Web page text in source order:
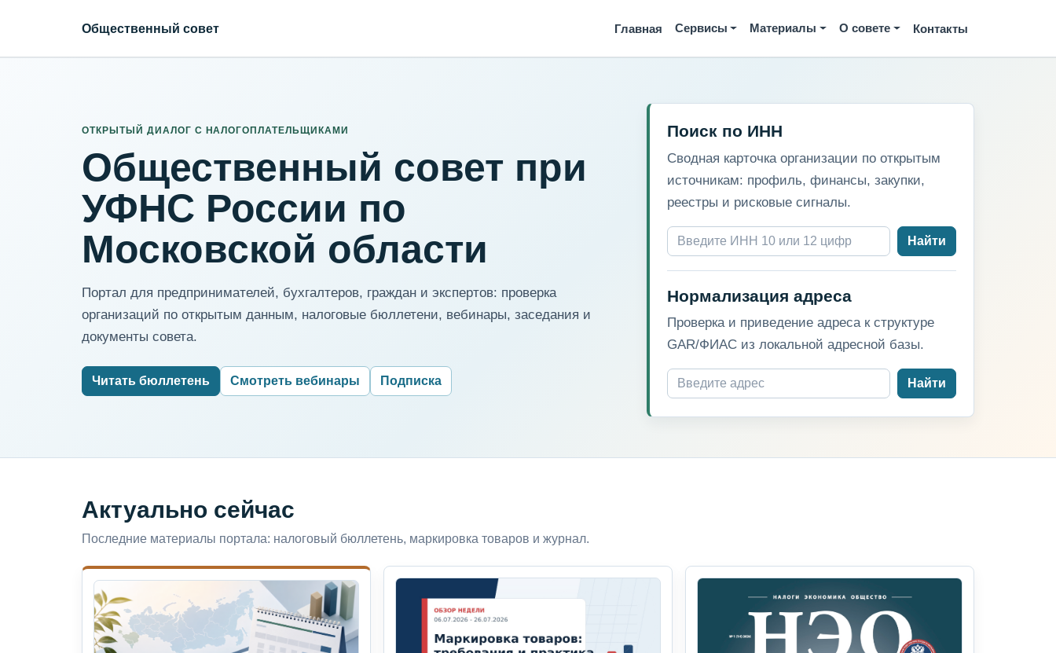
Общественный совет Главная Сервисы Материалы О совете Контакты
ОТКРЫТЫЙ ДИАЛОГ С НАЛОГОПЛАТЕЛЬЩИКАМИ
Общественный совет при
УФНС России по
Московской области
Портал для предпринимателей, бухгалтеров, граждан и экспертов: проверка
организаций по открытым данным, налоговые бюллетени, вебинары, заседания и
документы совета.
Читать бюллетень Смотреть вебинары Подписка
Поиск по ИНН
Сводная карточка организации по открытым
источникам: профиль, финансы, закупки,
реестры и рисковые сигналы.
Найти
Нормализация адреса
Проверка и приведение адреса к структуре
GAR/ФИАС из локальной адресной базы.
Найти
Актуально сейчас
Последние материалы портала: налоговый бюллетень, маркировка товаров и журнал.